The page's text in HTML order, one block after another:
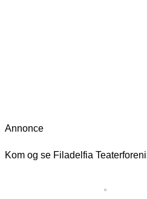
Annonce
Kom og se Filadelfia